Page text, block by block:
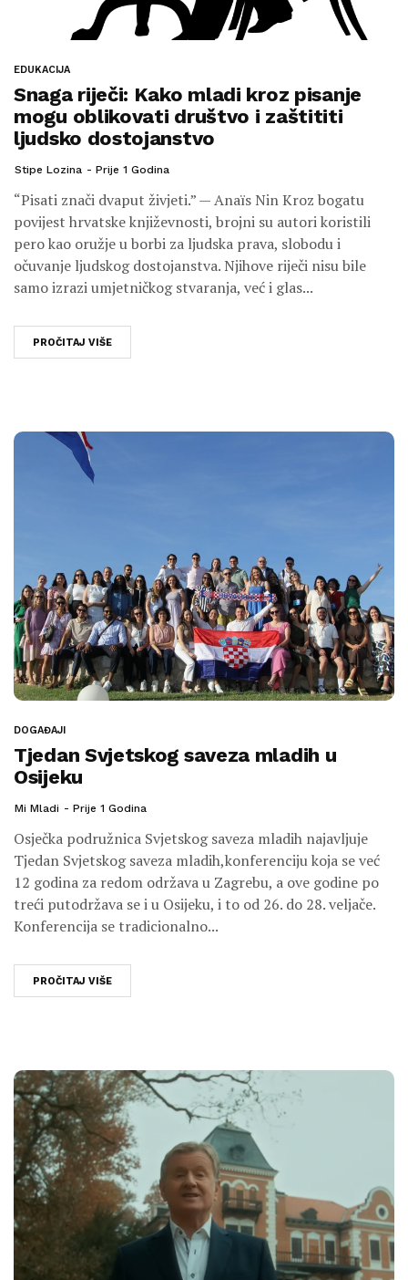
EDUKACIJA
Snaga riječi: Kako mladi kroz pisanje
mogu oblikovati društvo i zaštititi
ljudsko dostojanstvo
Stipe Lozina Prije 1 Godina
“Pisati znači dvaput živjeti.” — Anaïs Nin Kroz bogatu
povijest hrvatske književnosti, brojni su autori koristili
pero kao oružje u borbi za ljudska prava, slobodu i
očuvanje ljudskog dostojanstva. Njihove riječi nisu bile
samo izrazi umjetničkog stvaranja, već i glas...
PROČITAJ VIŠE
DOGAĐAJI
Tjedan Svjetskog saveza mladih u
Osijeku
Mi Mladi Prije 1 Godina
Osječka podružnica Svjetskog saveza mladih najavljuje
Tjedan Svjetskog saveza mladih,konferenciju koja se već
12 godina za redom održava u Zagrebu, a ove godine po
treći putodržava se i u Osijeku, i to od 26. do 28. veljače.
Konferencija se tradicionalno...
PROČITAJ VIŠE